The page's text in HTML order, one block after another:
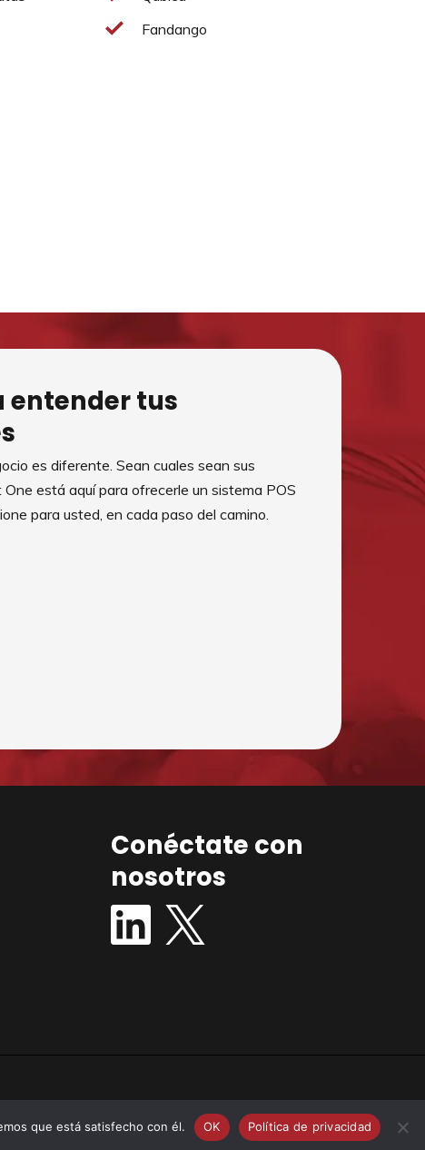
Fandango
entender tus
es diferente. Sean cuales sean sus
está aquí para ofrecerle un sistema POS
para usted, en cada paso del camino.
Conéctate con
nosotros
que está satisfecho con él. OK Política de privacidad